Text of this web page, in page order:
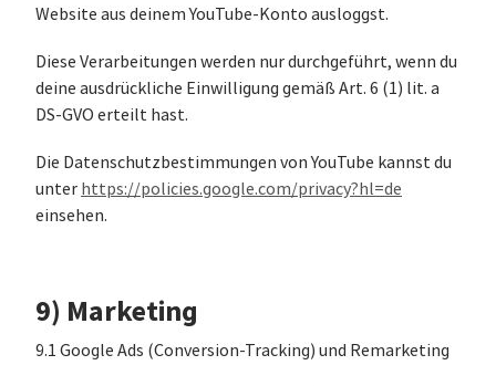
Website aus deinem YouTube-Konto ausloggst.
Diese Verarbeitungen werden nur durchgeführt, wenn du
deine ausdrückliche Einwilligung gemäß Art. 6 (1) lit. a
DS-GVO erteilt hast.
Die Datenschutzbestimmungen von YouTube kannst du
unter https://policies.google.com/privacy?hl=de
einsehen.
9) Marketing
9.1 Google Ads (Conversion-Tracking) und Remarketing